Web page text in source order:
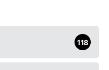
118